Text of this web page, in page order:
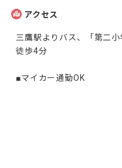
アクセス
三鷹駅よりバス、「第二小
徒歩4分
■マイカー通勤OK